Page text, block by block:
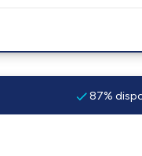
87%